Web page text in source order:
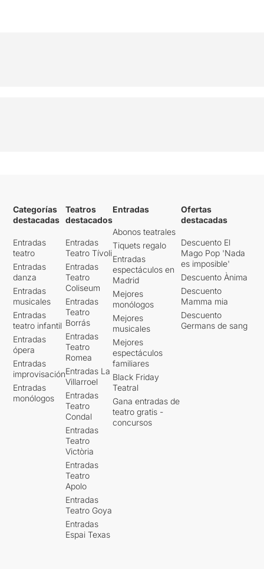
Categorías
destacadas
Entradas
teatro
Entradas
danza
Entradas
musicales
Entradas
teatro infantil
Entradas
ópera
Entradas
improvisación
Entradas
monólogos
Teatros
destacados
Entradas
Teatro Tívoli
Entradas
Teatro
Coliseum
Entradas
Teatro
Borrás
Entradas
Teatro
Romea
Entradas La
Villarroel
Entradas
Teatro
Condal
Entradas
Teatro
Victòria
Entradas
Teatro
Apolo
Entradas
Teatro Goya
Entradas
Espai Texas
Entradas
Abonos teatrales
Tiquets regalo
Entradas
espectáculos en
Madrid
Mejores
monólogos
Mejores
musicales
Mejores
espectáculos
familiares
Black Friday
Teatral
Gana entradas de
teatro gratis -
concursos
Ofertas
destacadas
Descuento El
Mago Pop 'Nada
es imposible'
Descuento Ànima
Descuento
Mamma mia
Descuento
Germans de sang